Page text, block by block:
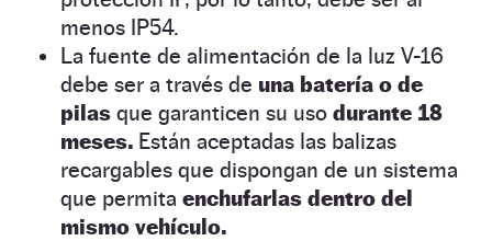
menos IP54.
La fuente de alimentación de la luz V-16
debe ser a través de una batería o de
pilas que garanticen su uso durante 18
meses. Están aceptadas las balizas
recargables que dispongan de un sistema
que permita enchufarlas dentro del
mismo vehículo.